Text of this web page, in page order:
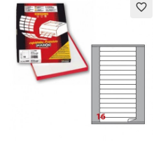
favorite_border
Crea lista dei